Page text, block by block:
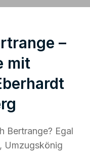
–
mit
Bertrange? Egal
Umzugskönig